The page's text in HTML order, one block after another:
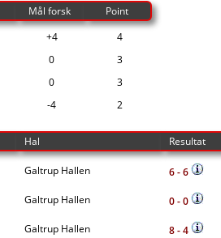
Mål forsk Point
+4
4
0
3
0
3
-4 2
Hal Resultat
Galtrup Hallen
6 - 6
Galtrup Hallen
0 - 0
Galtrup Hallen
8 - 4